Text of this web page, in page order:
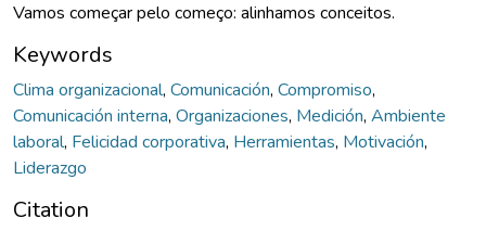
Keywords
Clima organizacional, Comunicación, Compromiso,
Comunicación interna, Organizaciones, Medición, Ambiente
laboral, Felicidad corporativa, Herramientas, Motivación,
Liderazgo
Citation